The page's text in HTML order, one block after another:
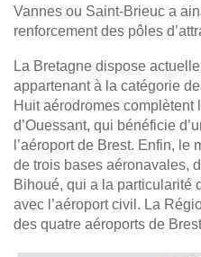
Vannes ou Saint-Brieuc a
renforcement des pôles
La Bretagne dispose
appartenant à la catégorie
Huit aérodromes complètent
d’Ouessant, qui bénéficie
l’aéroport de Brest. Enfin,
de trois bases aéronavales,
Bihoué, qui a la particularité
avec l’aéroport civil. La
des quatre aéroports de